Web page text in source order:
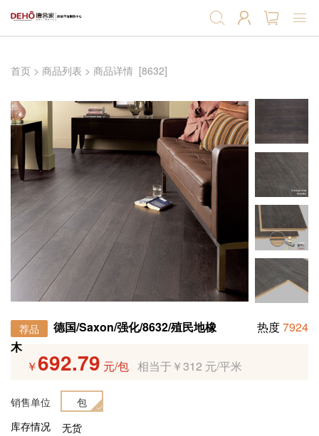
首页
强化地板
实木复合地板
软木地板
产品辅料
产品预售
定制产品
首页 > 商品列表 > 商品详情 [8632]
荐品
德国/Saxon/强化/8632/殖民地橡
木
热度7924
￥692.79 元/包 相当于￥312 元/平米
销售单位
包
库存情况
无货